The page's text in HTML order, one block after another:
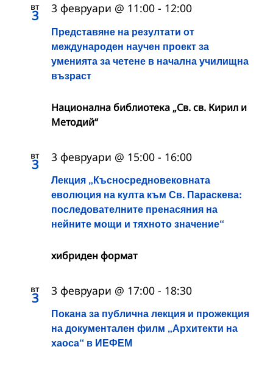
вт
3
Представяне на резултати от
международен научен проект за
уменията за четене в начална училищна
възраст
3 февруари @ 11:00 - 12:00
Национална библиотека „Св. св. Кирил и
Методий“
вт
3
Лекция „Късносредновековната
еволюция на култа към Св. Параскева:
последователните пренасяния на
нейните мощи и тяхното значение“
3 февруари @ 15:00 - 16:00
хибриден формат
вт
3
Покана за публична лекция и прожекция
на документален филм „Архитекти на
хаоса“ в ИЕФЕМ
3 февруари @ 17:00 - 18:30